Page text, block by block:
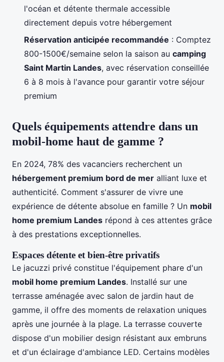
l'océan et détente thermale accessible
directement depuis votre hébergement
Réservation anticipée recommandée : Comptez
800-1500€/semaine selon la saison au camping
Saint Martin Landes, avec réservation conseillée
6 à 8 mois à l'avance pour garantir votre séjour
premium
Quels équipements attendre dans un
mobil-home haut de gamme ?
En 2024, 78% des vacanciers recherchent un
hébergement premium bord de mer alliant luxe et
authenticité. Comment s'assurer de vivre une
expérience de détente absolue en famille ? Un mobil
home premium Landes répond à ces attentes grâce
à des prestations exceptionnelles.
Espaces détente et bien-être privatifs
Le jacuzzi privé constitue l'équipement phare d'un
mobil home premium Landes. Installé sur une
terrasse aménagée avec salon de jardin haut de
gamme, il offre des moments de relaxation uniques
après une journée à la plage. La terrasse couverte
dispose d'un mobilier design résistant aux embruns
et d'un éclairage d'ambiance LED. Certains modèles